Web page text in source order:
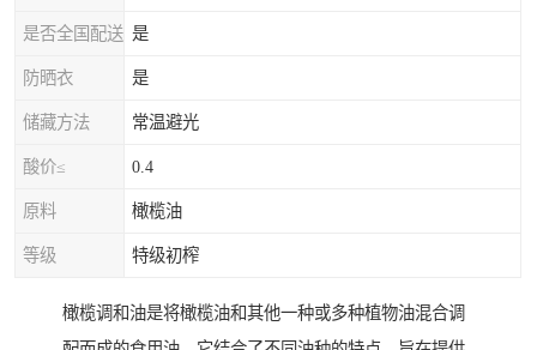
是否全国配送 是
防晒衣 是
储藏方法 常温避光
酸价≤ 0.4
原料 橄榄油
等级 特级初榨
橄榄调和油是将橄榄油和其他一种或多种植物油混合调